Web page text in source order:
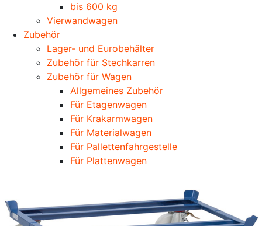
bis 600 kg
Vierwandwagen
Zubehör
Lager- und Eurobehälter
Zubehör für Stechkarren
Zubehör für Wagen
Allgemeines Zubehör
Für Etagenwagen
Für Krakarmwagen
Für Materialwagen
Für Pallettenfahrgestelle
Für Plattenwagen